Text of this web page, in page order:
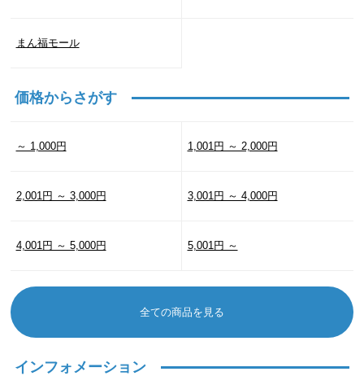
まん福モール
価格からさがす
～ 1,000円 1,001円 ～ 2,000円
2,001円 ～ 3,000円 3,001円 ～ 4,000円
4,001円 ～ 5,000円 5,001円 ～
全ての商品を見る
インフォメーション